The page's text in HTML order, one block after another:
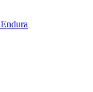
Endura